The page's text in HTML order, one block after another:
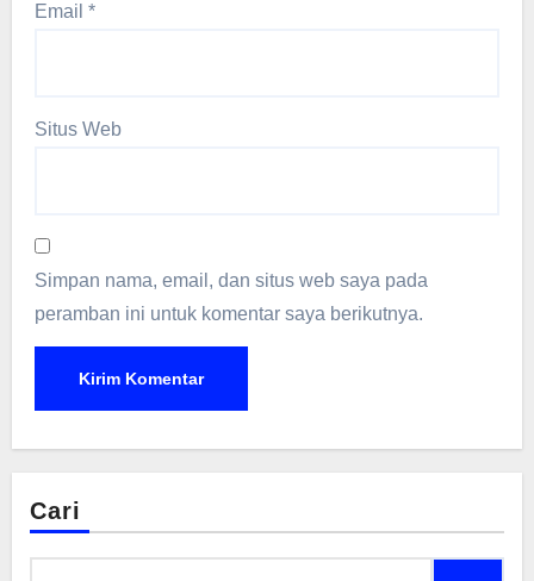
Email*
Situs Web
Simpan nama, email, dan situs web saya pada
peramban ini untuk komentar saya berikutnya.
Cari